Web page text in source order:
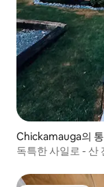
Chickamauga의
독특한 사일로 - 산